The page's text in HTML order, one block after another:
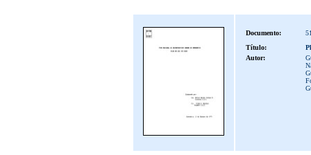
Documento:
Título:
Autor: